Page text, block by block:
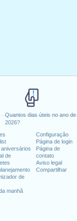
Quantos dias úteis no ano de
2026?
aniversários
de
de
manhã
Configuração
Página de login
Página de
contato
Aviso legal
Compartilhar